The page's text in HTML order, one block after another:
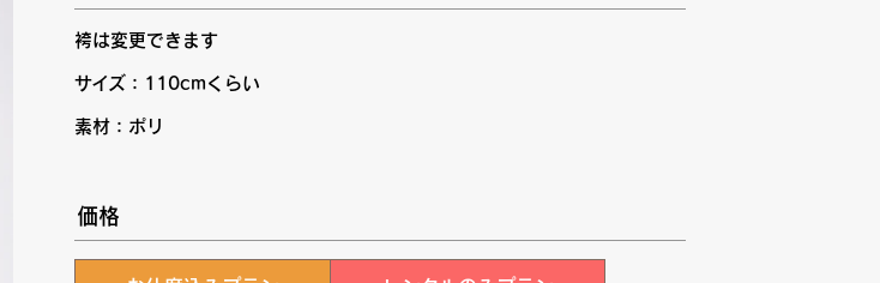
袴は変更できます
サイズ：110cmくらい
素材：ポリ
価格